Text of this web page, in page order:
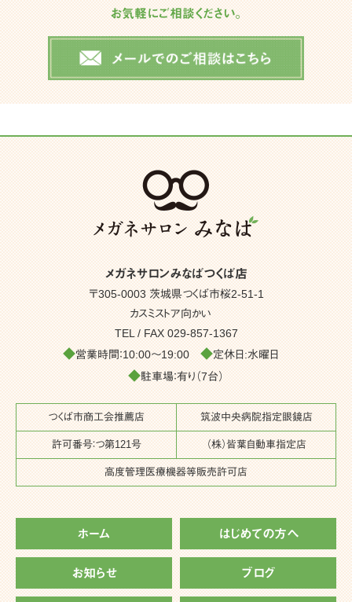
お気軽にご相談ください。
メガネサロンみなばつくば店
〒305-0003 茨城県つくば市桜2-51-1
カスミストア向かい
TEL / FAX 029-857-1367
◆営業時間：10:00～19:00 ◆定休日:水曜日
◆駐車場：有り（7台）
つくば市商工会推薦店 筑波中央病院指定眼鏡店
許可番号：つ第121号 （株）皆葉自動車指定店
高度管理医療機器等販売許可店
ホーム はじめての方へ
お知らせ ブログ